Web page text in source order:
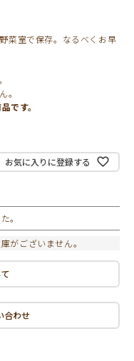
菜室で保存。なるべくお早
。
です。
お気に入りに登録する
。
がございません。
合わせ